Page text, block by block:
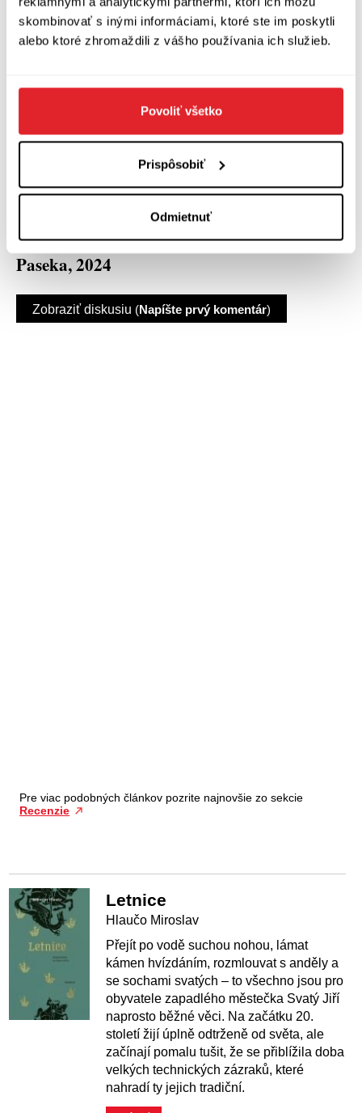
skombinovať s inými informáciami, ktoré ste im poskytli
alebo ktoré zhromaždili z vášho používania ich služieb.
Povoliť všetko
Prispôsobiť
Odmietnuť
mu říkat dvacáté. Teď už se není čeho
bát. Teď už to víme. Dál bude vše, co
světě bez Boha.“
Dajte si maličkú pauzu, nabudúce vás
spomienky a knihy môžu už zase vtiahnuť späť
k dejinám zla.
Miroslav Hlaučo: Letnice
Paseka, 2024
Zobraziť diskusiu (Napíšte prvý komentár)
Pre viac podobných článkov pozrite najnovšie zo sekcie
Recenzie
Letnice
Hlaučo Miroslav
Přejít po vodě suchou nohou, lámat
kámen hvízdáním, rozmlouvat s anděly a
se sochami svatých – to všechno jsou pro
obyvatele zapadlého městečka Svatý Jiří
naprosto běžné věci. Na začátku 20.
století žijí úplně odtrženě od světa, ale
začínají pomalu tušit, že se přiblížila doba
velkých technických zázraků, které
nahradí ty jejich tradiční.